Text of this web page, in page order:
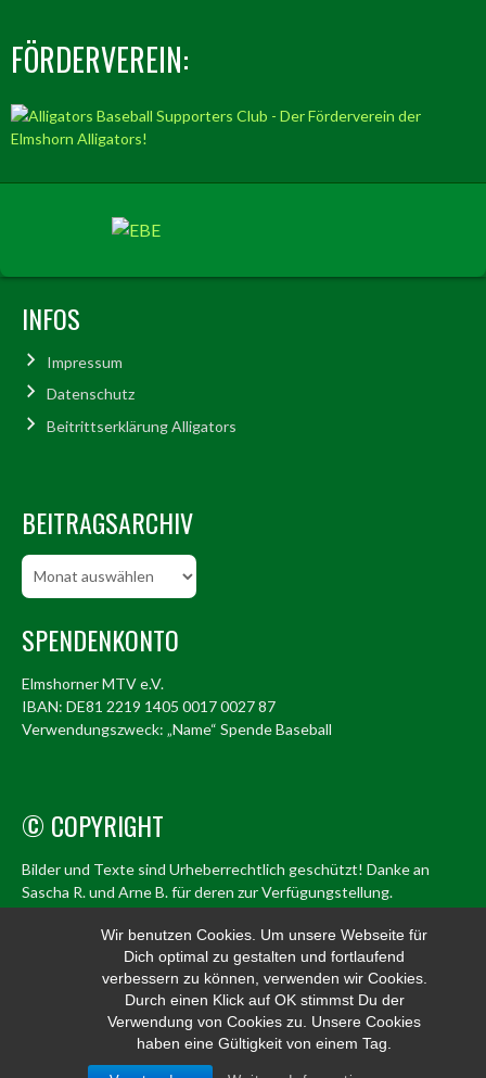
Wir benutzen Cookies. Um unsere Webseite für
Dich optimal zu gestalten und fortlaufend
verbessern zu können, verwenden wir Cookies.
Durch einen Klick auf OK stimmst Du der
Verwendung von Cookies zu. Unsere Cookies
haben eine Gültigkeit von einem Tag.
FÖRDERVEREIN:
INFOS
Impressum
Datenschutz
Beitrittserklärung Alligators
BEITRAGSARCHIV
Beitragsarchiv
SPENDENKONTO
Elmshorner MTV e.V.
IBAN: DE81 2219 1405 0017 0027 87
Verwendungszweck: „Name“ Spende Baseball
© COPYRIGHT
Bilder und Texte sind Urheberrechtlich geschützt! Danke an
Sascha R. und Arne B. für deren zur Verfügungstellung.
© Elmshorn Alligators 1998 – 2026
info@alligators.de
© 2026 ELMSHORN ALLIGATORS